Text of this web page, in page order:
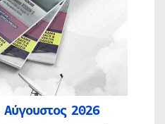
2026